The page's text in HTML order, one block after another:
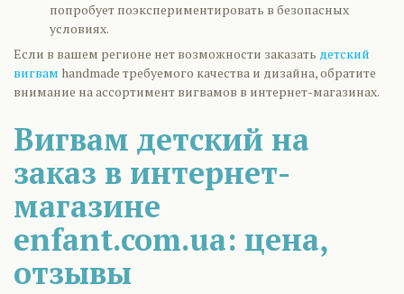
попробует поэкспериментировать в безопасных
условиях.
Если в вашем регионе нет возможности заказать детский
вигвам handmade требуемого качества и дизайна, обратите
внимание на ассортимент вигвамов в интернет-магазинах.
Вигвам детский на
заказ в интернет-
магазине
enfant.com.ua: цена,
отзывы